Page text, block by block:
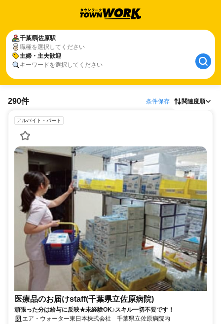
千葉県佐原駅
職種を選択してください
主婦・主夫歓迎
キーワードを選択してください
290件 条件保存 関連度順
アルバイト・パート
医療品のお届けstaff(千葉県立佐原病院)
頑張った分は給与に反映★未経験OK♪スキル一切不要です！
エア・ウォーター東日本株式会社 千葉県立佐原病院内